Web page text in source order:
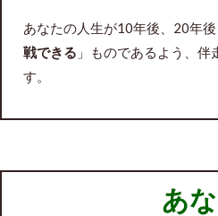
あなたの人生が10年後、20年後
戦できる 」ものであるよう、伴
す。
あ